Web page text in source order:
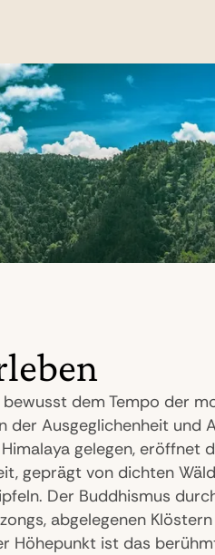
dem Tempo der
der Ausgeglichenheit
gelegen, eröffnet
geprägt von dichten
Der Buddhismus
abgelegenen
Höhepunkt ist das